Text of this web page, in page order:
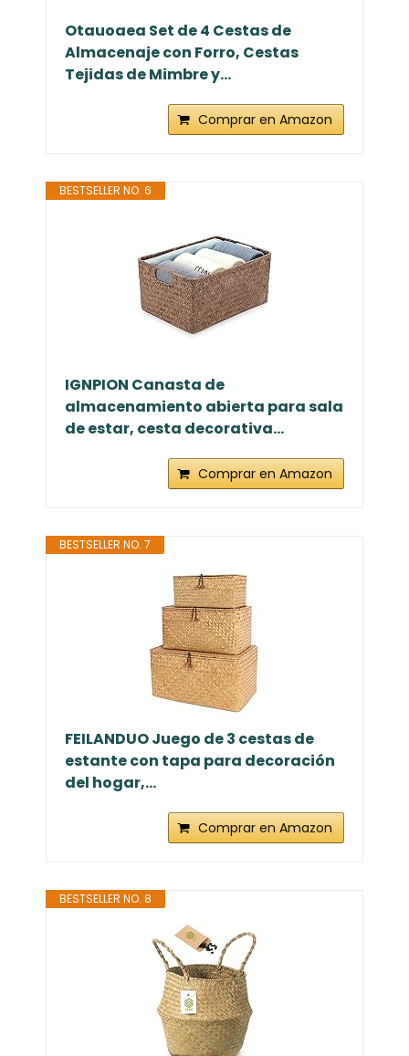
Otauoaea Set de 4 Cestas de
Almacenaje con Forro, Cestas
Tejidas de Mimbre y...
Comprar en Amazon
BESTSELLER NO. 6
IGNPION Canasta de
almacenamiento abierta para sala
de estar, cesta decorativa...
Comprar en Amazon
BESTSELLER NO. 7
FEILANDUO Juego de 3 cestas de
estante con tapa para decoración
del hogar,...
Comprar en Amazon
BESTSELLER NO. 8